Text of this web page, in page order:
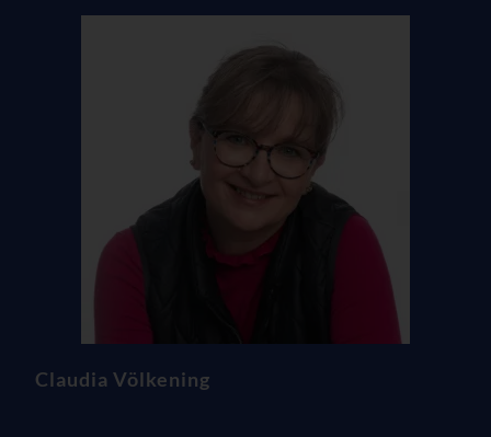
Claudia Völkening